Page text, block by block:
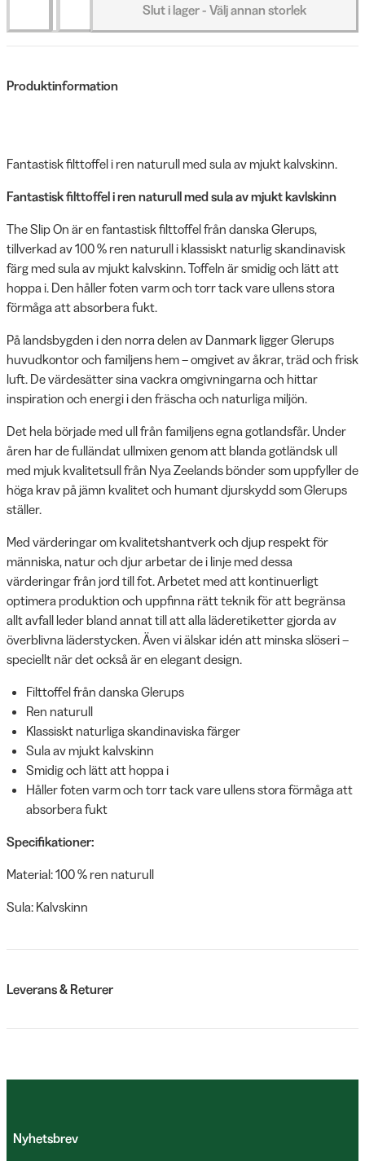
Slut i lager - Välj annan storlek
Produktinformation
Fantastisk filttoffel i ren naturull med sula av mjukt kalvskinn.
Fantastisk filttoffel i ren naturull med sula av mjukt kavlskinn
The Slip On är en fantastisk filttoffel från danska Glerups,
tillverkad av 100 % ren naturull i klassiskt naturlig skandinavisk
färg med sula av mjukt kalvskinn. Toffeln är smidig och lätt att
hoppa i. Den håller foten varm och torr tack vare ullens stora
förmåga att absorbera fukt.
På landsbygden i den norra delen av Danmark ligger Glerups
huvudkontor och familjens hem – omgivet av åkrar, träd och frisk
luft. De värdesätter sina vackra omgivningarna och hittar
inspiration och energi i den fräscha och naturliga miljön.
Det hela började med ull från familjens egna gotlandsfår. Under
åren har de fulländat ullmixen genom att blanda gotländsk ull
med mjuk kvalitetsull från Nya Zeelands bönder som uppfyller de
höga krav på jämn kvalitet och humant djurskydd som Glerups
ställer.
Med värderingar om kvalitetshantverk och djup respekt för
människa, natur och djur arbetar de i linje med dessa
värderingar från jord till fot. Arbetet med att kontinuerligt
optimera produktion och uppfinna rätt teknik för att begränsa
allt avfall leder bland annat till att alla läderetiketter gjorda av
överblivna läderstycken. Även vi älskar idén att minska slöseri –
speciellt när det också är en elegant design.
Filttoffel från danska Glerups
Ren naturull
Klassiskt naturliga skandinaviska färger
Sula av mjukt kalvskinn
Smidig och lätt att hoppa i
Håller foten varm och torr tack vare ullens stora förmåga att
absorbera fukt
Specifikationer:
Material: 100 % ren naturull
Sula: Kalvskinn
Leverans & Returer
Nyhetsbrev